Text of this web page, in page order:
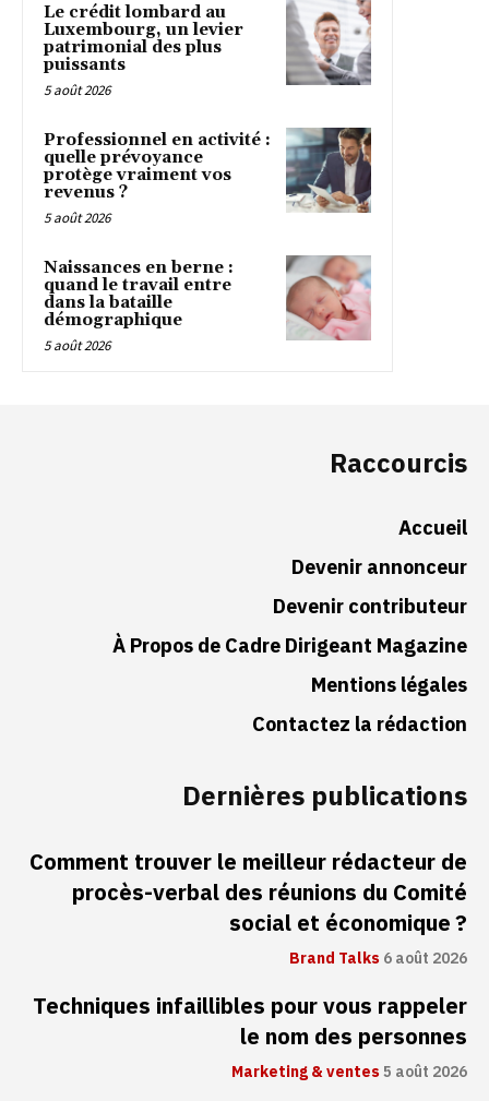
Le crédit lombard au
Luxembourg, un levier
patrimonial des plus
puissants
5 août 2026
Professionnel en activité :
quelle prévoyance
protège vraiment vos
revenus ?
5 août 2026
Naissances en berne :
quand le travail entre
dans la bataille
démographique
5 août 2026
Raccourcis
Accueil
Devenir annonceur
Devenir contributeur
À Propos de Cadre Dirigeant Magazine
Mentions légales
Contactez la rédaction
Dernières publications
Comment trouver le meilleur rédacteur de
procès-verbal des réunions du Comité
social et économique ?
Brand Talks6 août 2026
Techniques infaillibles pour vous rappeler
le nom des personnes
Marketing & ventes5 août 2026